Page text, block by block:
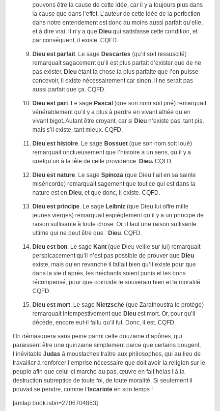
pouvons être la cause de cette idée, car il y a toujours plus dans
la cause que dans l’effet. L’auteur de cette idée de la perfection
dans notre entendement est donc au moins aussi parfait qu’elle,
et à dire vrai, il n’y a que Dieu qui satisfasse cette condition, et
par conséquent, il existe. CQFD.
Dieu est parfait. Le sage Descartes (qu’il soit ressuscité)
remarquait sagacement qu’il est plus parfait d’exister que de ne
pas exister. Dieu étant la chose la plus parfaite que l’on puisse
concevoir, il existe nécessairement car sinon, il ne serait pas
aussi parfait que ça. CQFD.
Dieu est pari. Le sage Pascal (que son nom soit prié) remarquait
vénérablement qu’il y a plus à perdre en vivant athée qu’en
vivant bigot. Autant être croyant, car si Dieu n’existe pas, tant pis,
mais s’il existe, tant mieux. CQFD.
Dieu est histoire. Le sage Bossuet (que son nom soit loué)
remarquait onctueusement que l’histoire a un sens, qu’il y a
quelqu’un à la tête de cette providence. Dieu. CQFD.
Dieu est nature. Le sage Spinoza (que Dieu l’ait en sa sainte
miséricorde) remarquait sagement que tout ce qui est dans la
nature est en Dieu, et que donc, il existe. CQFD.
Dieu est principe. Le sage Leibniz (que Dieu lui offre mille
jeunes vierges) remarquait espiéglement qu’il y a un principe de
raison suffisante à toute chose. Or, il faut une raison suffisante
ultime qui ne peut être que : Dieu. CQFD.
Dieu est bon. Le sage Kant (que Dieu veille sur lui) remarquait
perspicacement qu’il n’est pas possible de prouver que Dieu
existe, mais qu’en revanche il fallait bien qu’il existe pour que
dans la vie d’après, les méchants soient punis et les bons
récompensé, pour que coïncide le souverain bien et la moralité.
CQFD.
Dieu est mort. Le sage Nietzsche (que Zarathoustra le protège)
remarquait intempestivement que Dieu est mort. Or, pour qu’il
décède, encore eut-il fallu qu’il fut. Donc, il est. CQFD.
On démasquera sans peine parmi cette douzaine d’apôtres, qui
paraissent être une quinzaine simplement parce que certains bougent,
l’inévitable Judas à moustaches traitre aux philosophes, qui au lieu de
travailler à renforcer l’emprise nécessaire que doit avoir la religion sur le
peuple afin que celui-ci marche au pas, œuvre en fait hélas ! à la
destruction subreptice de toute foi, de toute moralité. Si seulement il
pouvait se pendre, comme l’ Iscariote en son temps !
[amtap book:isbn=2706704853]